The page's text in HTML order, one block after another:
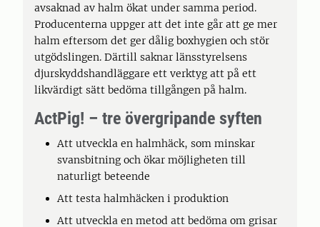
avsaknad av halm ökat under samma period.
Producenterna uppger att det inte går att ge mer
halm eftersom det ger dålig boxhygien och stör
utgödslingen. Därtill saknar länsstyrelsens
djurskyddshandläggare ett verktyg att på ett
likvärdigt sätt bedöma tillgången på halm.
ActPig! – tre övergripande syften
Att utveckla en halmhäck, som minskar
svansbitning och ökar möjligheten till
naturligt beteende
Att testa halmhäcken i produktion
Att utveckla en metod att bedöma om grisar